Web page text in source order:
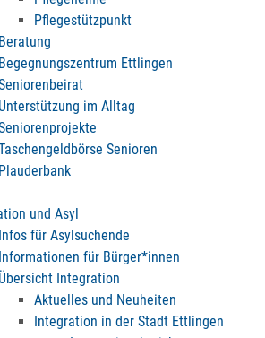
Pflegestützpunkt
Beratung
Begegnungszentrum Ettlingen
Unterstützung im Alltag
Senioren
Plauderbank
und Asyl
Infos für Asylsuchende
Informationen für Bürger*innen
Übersicht Integration
Aktuelles und Neuheiten
Integration in der Stadt Ettlingen